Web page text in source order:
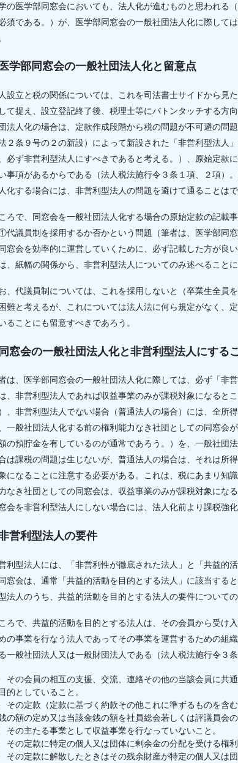
の医学部同窓会においても、法人化が進むものと思われる
須である。）が、医学部同窓会の一般社団法人化に際して
学部同窓会の一般社団法人化と留意点
設立と税の関係については、これを司法書士サイドから見
て捉え、設立登記終了後、税理士等にバトンタッチする方
法人化の場合は、定款作成段階から税の問題が不可避の問
法２条９号の２の新設）によって新設された「非営利型法人
必ず非営利型法人にすべきであると考える。）、原始定款
事項があるからである（法人税法施行令３条１項、２項）
化する場合には、非営利型法人の問題を避けて通ることはで
ろで、同窓会を一般社団法人化する場合の原始定款の記載
代議員制を採用するか否かという問題（筆者は、医学部同
窓会を効率的に運営していくために、必ず記載した方が良
、紙幅の関係から、非営利型法人についてのみ述べることに
、代議員制については、これを採用しないと（卒業生全員
難と考えるが、これについては法人法に何ら規定がなく、
ることにも留意すべきであろう。
窓会の一般社団法人化と非営利型法人にする
は、医学部同窓会の一般社団法人化に際しては、必ず「非
、非営利型法人であれば収益事業のみが課税対象になると
、非営利型法人でない場合（普通法人の場合）には、全所
一般社団法人化する前の権利能力なき社団としての同窓会
の預貯金を有しているのが通常であろう。）を、一般社団
は課税の問題は生じないが、普通法人の場合は、それは所
になることに注意する必要がある。これは、税にあまり知
なき社団としての同窓会は、収益事業のみが課税対象にな
会を非営利型法人にしない場合には、法人化前より課税強
営利型法人の要件
利型法人には、「非営利性が徹底された法人」と「共益的
窓会は、通常「共益的活動を目的とする法人」に該当する
法人のうち、共益的活動を目的とする法人の要件についての
ろで、共益的活動を目的とする法人は、その会員から受け
の事業を行なう法人であってその事業を運営するための組
一般社団法人又は一般財団法人である（法人税法施行令３条
の会員の相互の支援、交流、連絡その他の当該会員に共
目的としていること。
の定款（定款に基づく約款その他これに準ずるものを含
の額の定め又は当該金銭の額を社員総会若しくは評議員会
の主たる事業として収益事業を行なっていないこと。
の定款に特定の個人又は団体に剰余金の分配を受ける権利
の定款に解散したときはその残余財産が特定の個人又は